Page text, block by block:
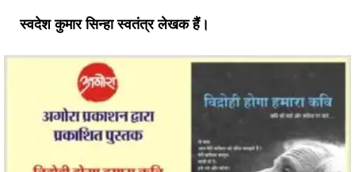
स्वदेश कुमार सिन्हा स्वतंत्र लेखक हैं।